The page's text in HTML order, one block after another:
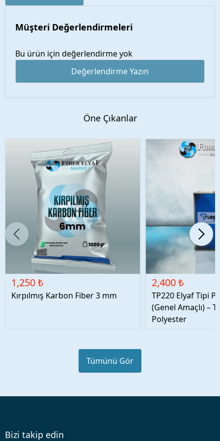
Müşteri Değerlendirmeleri
Bu ürün için değerlendirme yok
Değerlendirme Yazın
Öne Çıkanlar
1,250 ₺
Kırpılmış Karbon Fiber 3 mm
2,400 ₺
TP220 Elyaf Tipi
(Genel Amaçlı) –
Polyester
Tümünü Gör
Bizi takip edin